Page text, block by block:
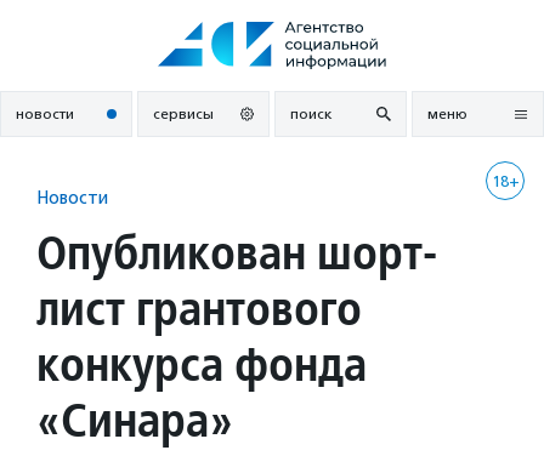
новости сервисы поиск меню
18+
Новости
Опубликован шорт-
лист грантового
конкурса фонда
«Синара»